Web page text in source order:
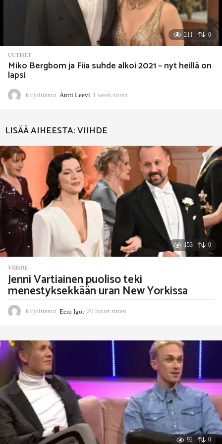
211 0
UUTISET
Miko Bergbom ja Fiia suhde alkoi 2021 – nyt heillä on
lapsi
kirjoittanut Antti Leevi 1 week sitten
i
t
t
e
n
LISÄÄ AIHEESTA:VIIHDE
153 0
VIIHDE
Jenni Vartiainen puoliso teki
menestyksekkään uran New Yorkissa
kirjoittanut Eero Igor 20 hours sitten
o
s
t
t
e
n
92 0